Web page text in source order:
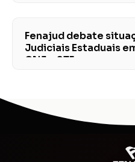
Fenajud debate
Judiciais Estaduais
CNJ e STF